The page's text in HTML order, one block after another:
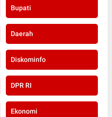
Bupati
Daerah
Diskominfo
DPR RI
Ekonomi